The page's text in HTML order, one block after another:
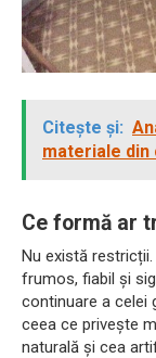
Citește și:
materiale din
Ce formă ar
Nu există
frumos, fiabil și
continuare a celei
ceea ce privește
naturală și cea